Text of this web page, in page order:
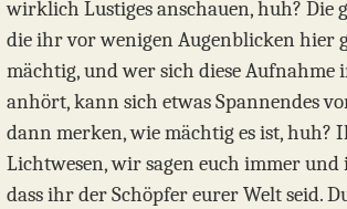
wirklich Lustiges anschauen, huh? Die
die ihr vor wenigen Augenblicken hier
mächtig, und wer sich diese Aufnahme
anhört, kann sich etwas Spannendes
dann merken, wie mächtig es ist, huh?
Lichtwesen, wir sagen euch immer und
dass ihr der Schöpfer eurer Welt seid.